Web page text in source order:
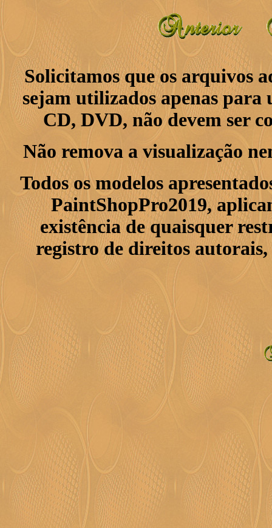
Solicitamos que os arquivos
sejam utilizados apenas para
CD, DVD, não devem ser
Não remova a visualização
Todos os modelos
PaintShopPro2019,
existência de quaisquer
registro de direitos